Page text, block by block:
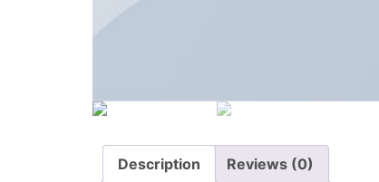
Description Reviews (0)